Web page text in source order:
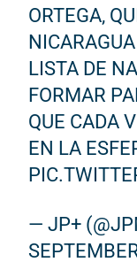
ORTEGA,
LISTA DE
FORMAR
QUE CADA
EN LA
— JP+